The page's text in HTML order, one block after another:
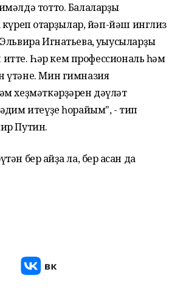
тотто. Балаларҙы
ҡотҡарҙылар, йәп-йәш инглиз
Игнатьева, уҡыусыларҙы
итте. Һәр кем профессиональ һәм
үтәне. Мин гимназия
хеҙмәткәрҙәрен дәүләт
итеүҙе һорайым", - тип
Путин.
бер ҡайҙа ла, бер ҡасан да